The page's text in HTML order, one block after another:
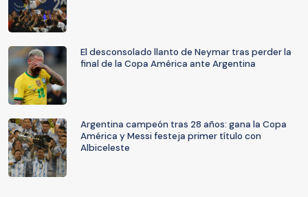
El desconsolado llanto de Neymar tras perder la
final de la Copa América ante Argentina
Argentina campeón tras 28 años: gana la Copa
América y Messi festeja primer título con
Albiceleste